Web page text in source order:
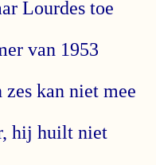
Lourdes toe
van 1953
zes kan niet mee
hij huilt niet